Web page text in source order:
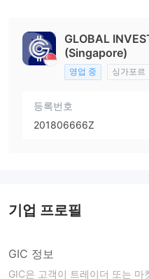
GLOBAL
(Singapore)
영업 중 싱가포르
등록번호
201806666Z
기업 프로필
GIC 정보
GIC은 고객이 트레이더 또는